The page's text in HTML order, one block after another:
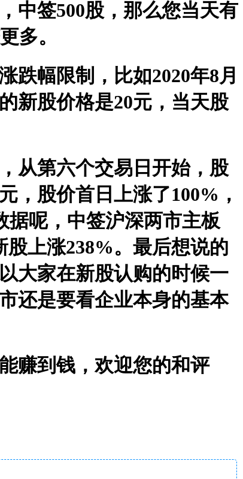
中签500股，那么您当天有
多。
跌幅限制，比如2020年8月
新股价格是20元，当天股
从第六个交易日开始，股
，股价首日上涨了100%，
据呢，中签沪深两市主板
上涨238%。最后想说的
大家在新股认购的时候一
还是要看企业本身的基本
赚到钱，欢迎您的和评